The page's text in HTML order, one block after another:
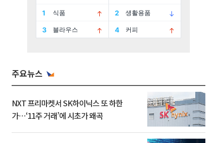
주요뉴스
NXT 프리마켓서 SK하이닉스 또 하한
가⋯‘11주 거래’에 시초가 왜곡